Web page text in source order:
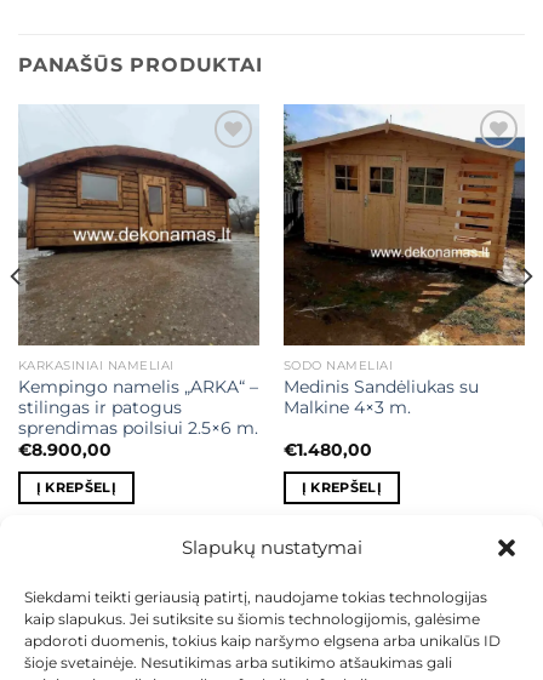
Slapukų nustatymai
Siekdami teikti geriausią patirtį, naudojame tokias technologijas
kaip slapukus. Jei sutiksite su šiomis technologijomis, galėsime
apdoroti duomenis, tokius kaip naršymo elgsena arba unikalūs ID
šioje svetainėje. Nesutikimas arba sutikimo atšaukimas gali
PANAŠŪS PRODUKTAI
Mėgstamiausias
KARKASINIAI NAMELIAI
Kempingo namelis „ARKA“ –
stilingas ir patogus
sprendimas poilsiui 2.5×6 m.
€8.900,00
Į KREPŠELĮ
Mėgstamiausias
SODO NAMELIAI
Medinis Sandėliukas su
Malkine 4×3 m.
€1.480,00
Į KREPŠELĮ
KONTAKTAI
INDIVIDUALŪS PROJEKTAI
MOKĖJIMAS LIZINGU
PIRKIMO TAISYKLĖS
PRISTATYMAS
KEITIMAS IR GRĄŽINIMAS
PRIVATUMO POLITIKA